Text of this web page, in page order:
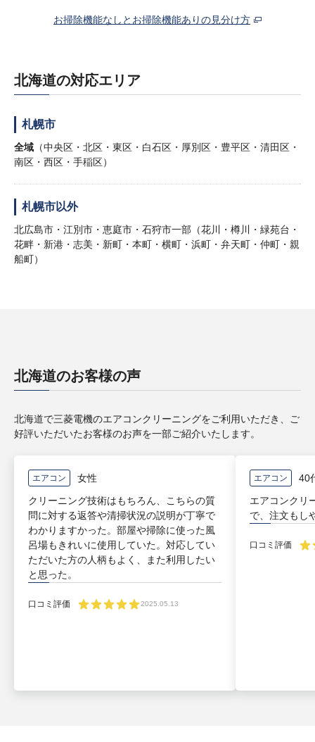
お掃除機能なしとお掃除機能ありの見分け方
北海道の対応エリア
札幌市
全域 （中央区・北区・東区・白石区・厚別区・豊平区・清田区・
南区・西区・手稲区）
札幌市以外
北広島市・江別市・恵庭市・石狩市一部（花川・樽川・緑苑台・
花畔・新港・志美・新町・本町・横町・浜町・弁天町・仲町・親
船町）
北海道のお客様の声
北海道で三菱電機のエアコンクリーニングをご利用いただき、ご
好評いただいたお客様のお声を一部ご紹介いたします。
エアコン 女性
クリーニング技術はもちろん、こちらの質
問に対する返答や清掃状況の説明が丁寧で
わかりますかった。部屋や掃除に使った風
呂場もきれいに使用していた。対応してい
ただいた方の人柄もよく、また利用したい
と思った。
口コミ評価 2025.05.13
エアコン 40
エアコンクリ
で、注文もし
口コミ評価